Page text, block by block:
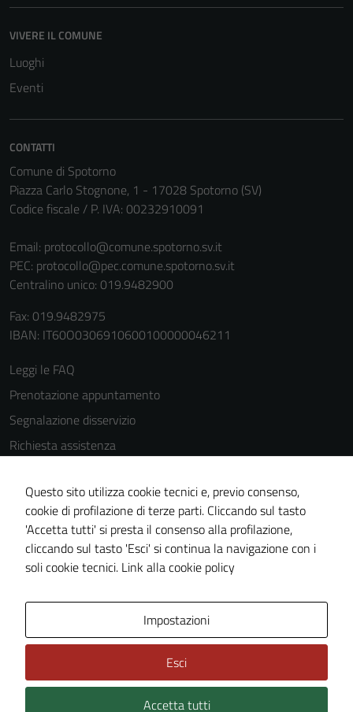
VIVERE IL COMUNE
Luoghi
Eventi
CONTATTI
Comune di Spotorno
Piazza Carlo Stognone, 1 - 17028 Spotorno (SV)
Codice fiscale / P. IVA: 00232910091
Email: protocollo@comune.spotorno.sv.it
PEC: protocollo@pec.comune.spotorno.sv.it
Centralino unico: 019.9482900
Fax: 019.9482975
IBAN: IT60O0306910600100000046211
Leggi le FAQ
Prenotazione appuntamento
Segnalazione disservizio
Richiesta assistenza
Informativa privacy
Cookie Policy
Note legali
Dichiarazione di accessibilità
Piano di miglioramento del sito
Statistiche sito web
Technical Design s.r.l.
Questo sito utilizza cookie tecnici e, previo consenso,
cookie di profilazione di terze parti. Cliccando sul tasto
'Accetta tutti' si presta il consenso alla profilazione,
cliccando sul tasto 'Esci' si continua la navigazione con i
soli cookie tecnici. Link alla cookie policy
Impostazioni
Esci
Accetta tutti
disabilitati.
informazioni
personali.